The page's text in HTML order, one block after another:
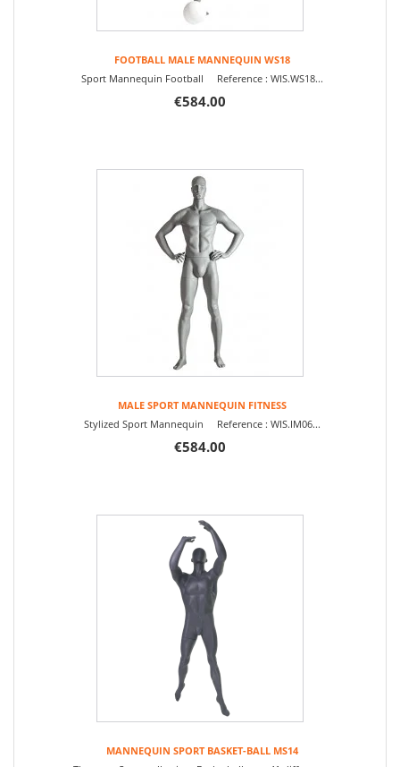
FOOTBALL MALE MANNEQUIN WS18
Sport Mannequin Football Reference : WIS.WS18...
€584.00
MALE SPORT MANNEQUIN FITNESS
Stylized Sport Mannequin Reference : WIS.IM06...
€584.00
MANNEQUIN SPORT BASKET-BALL MS14